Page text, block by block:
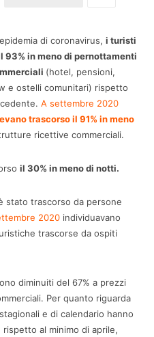
di coronavirus, i turisti
in meno di pernottamenti
(hotel, pensioni,
e ostelli comunitari) rispetto
A settembre 2020
trascorso il 91% in meno
ricettive commerciali.
il 30% in meno di notti.
stato trascorso da persone
2020 individuavano
trascorse da ospiti
diminuiti del 67% a prezzi
Per quanto riguarda
e di calendario hanno
al minimo di aprile,